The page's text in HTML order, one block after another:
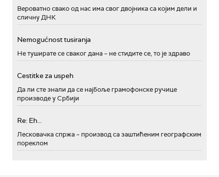
Вероватно свако од нас има свог двојника са којим дели и
сличну ДНК
Nemogućnost tusiranja
Не туширате се сваког дана – не стидите се, то је здраво
Cestitke za uspeh
Да ли сте знали да се најбоље грамофонске ручице
производе у Србији
Re: Eh...
Лесковачка спржа – производ са заштићеним географским
пореклом